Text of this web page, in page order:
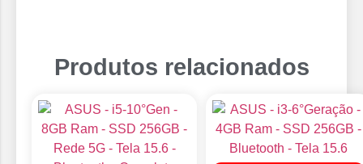
Produtos relacionados